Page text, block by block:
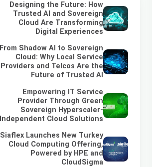
Designing the Future: How
Trusted AI and Sovereign
Cloud Are Transforming
Digital Experiences
From Shadow AI to Sovereign
Cloud: Why Local Service
Providers and Telcos Are the
Future of Trusted AI
Empowering IT Service
Provider Through Green
Sovereign Hyperscaler-
Independent Cloud Solutions
Siaflex Launches New Turkey
Cloud Computing Offering,
Powered by HPE and
CloudSigma